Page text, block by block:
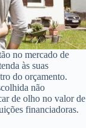
no mercado de
às suas
do orçamento.
não
de olho no valor de
financiadoras.